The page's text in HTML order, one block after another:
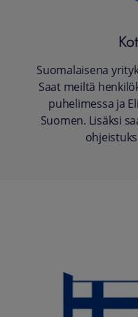
Suomalaisena
Saat meiltä
puhelimessa ja
Suomen. Lisäksi